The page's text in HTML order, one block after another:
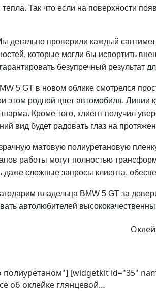
Так что если на поверхности
проверили каждый
которые могли бы испортить
безупречный результат
5 GT в новом облике смотрелся
этом родной цвет автомобиля.
Кроме того, клиент получил
вид будет радовать глаз на
матовую полиуретановую
работы могут полностью
даже сложные запросы клиента,
владельца BMW 5 GT за
автолюбителей
[widgetkit id="35"
об оклейке глянцевой…